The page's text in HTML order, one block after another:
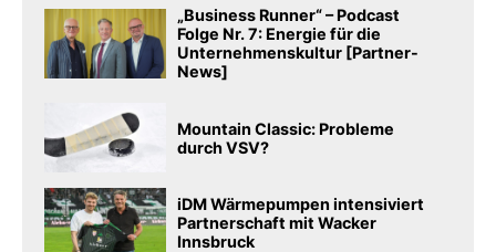
„Business Runner“ – Podcast
Folge Nr. 7: Energie für die
Unternehmenskultur [Partner-
News]
Mountain Classic: Probleme
durch VSV?
iDM Wärmepumpen intensiviert
Partnerschaft mit Wacker
Innsbruck